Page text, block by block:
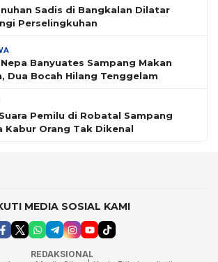
Sadis di Bangkalan Dilatar
Perselingkuhan
Banyuates Sampang Makan
Dua Bocah Hilang Tenggelam
Pemilu di Robatal Sampang
Kabur Orang Tak Dikenal
MEDIA SOSIAL KAMI
REDAKSIONAL